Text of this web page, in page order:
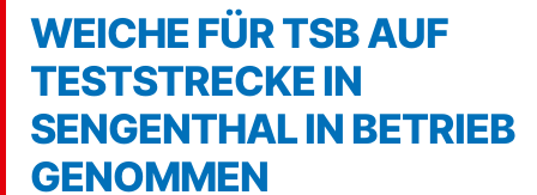
WEICHE FÜR TSB AUF
TESTSTRECKE IN
SENGENTHAL IN BETRIEB
GENOMMEN